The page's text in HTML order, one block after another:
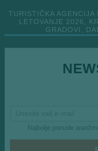
TURISTIČKA AGENCIJA
LETOVANJE 2026,
GRADOVI,
Najbolje ponude